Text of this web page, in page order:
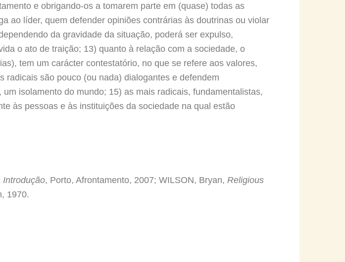
e obrigando-os a tomarem parte em (quase) todas as
ao líder, quem defender opiniões contrárias às doutrinas ou violar
da gravidade da situação, poderá ser expulso,
o ato de traição; 13) quanto à relação com a sociedade, o
tem um carácter contestatório, no que se refere aos valores,
são pouco (ou nada) dialogantes e defendem
isolamento do mundo; 15) as mais radicais, fundamentalistas,
às pessoas e às instituições da sociedade na qual estão
Introdução, Porto, Afrontamento, 2007; WILSON, Bryan, Religious
1970.